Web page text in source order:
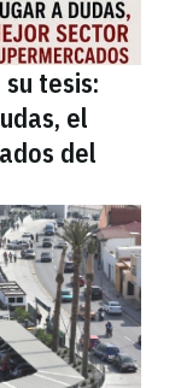
tesis:
el
del